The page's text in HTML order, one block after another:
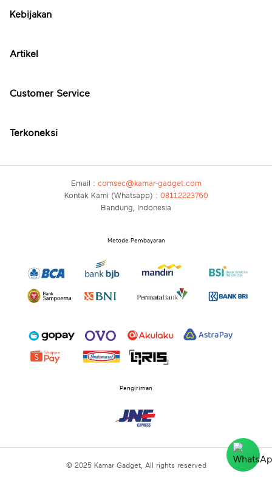
Kebijakan
Artikel
Customer Service
Terkoneksi
Email : comsec@kamar-gadget.com
Kontak Kami (Whatsapp) : 08112223760
Bandung, Indonesia
Metode Pembayaran
Pengiriman
© 2025 Kamar Gadget, All rights reserved